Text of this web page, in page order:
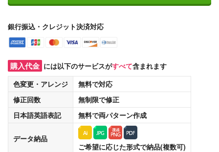
銀行振込・クレジット決済対応
購入代金 には以下のサービスがすべて含まれます
色変更・アレンジ
無料で対応
修正回数
無制限で修正
日本語英語表記
無料で両パターン作成
データ納品
ご希望に応じた形式で納品(複数可)